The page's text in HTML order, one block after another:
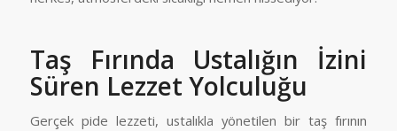
Taş Fırında Ustalığın İzini
Süren Lezzet Yolculuğu
Gerçek pide lezzeti, ustalıkla yönetilen bir taş fırının